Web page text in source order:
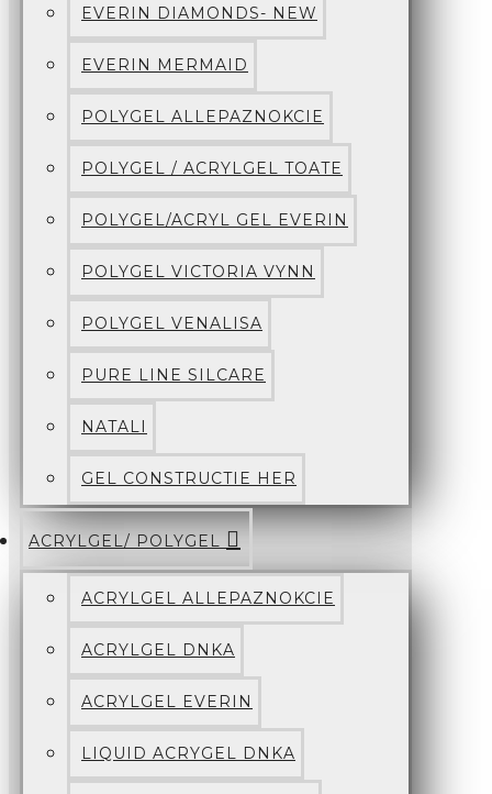
EVERIN DIAMONDS- NEW
EVERIN MERMAID
POLYGEL ALLEPAZNOKCIE
POLYGEL / ACRYLGEL TOATE
POLYGEL/ACRYL GEL EVERIN
POLYGEL VICTORIA VYNN
POLYGEL VENALISA
PURE LINE SILCARE
NATALI
GEL CONSTRUCTIE HER
ACRYLGEL/ POLYGEL
ACRYLGEL ALLEPAZNOKCIE
ACRYLGEL DNKA
ACRYLGEL EVERIN
LIQUID ACRYGEL DNKA